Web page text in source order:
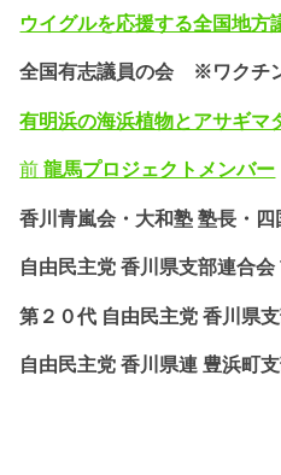
ウイグルを応援する全国地方
全国有志議員の会 ※ワクチ
有明浜の海浜植物とアサギマ
前 龍馬プロジェクトメンバー
香川青嵐会・ 大和塾 塾長・
自由民主党 香川県支部連合
第２０代 自由民主党 香川県
自由民主党 香川県連 豊浜町